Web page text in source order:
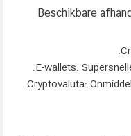
Beschikbare
E-wallets:
Cryptovaluta: